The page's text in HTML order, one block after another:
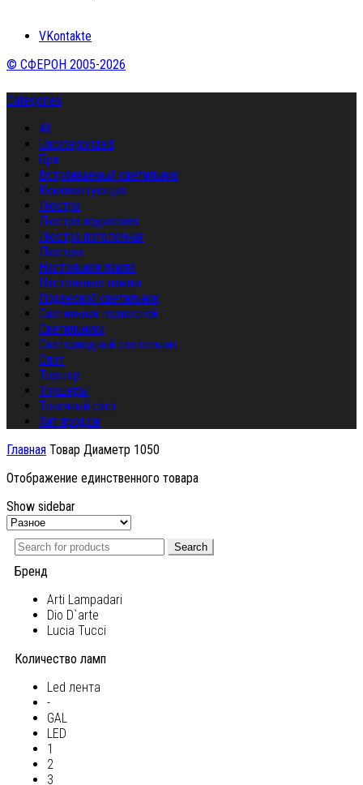
VKontakte
© СФЕРОН 2005-2026
Categories
All
Uncategorized
Бра
Встраиваемый светильник
Комплектующие
Люстра
Люстра подвесная
Люстра потолочная
Люстры
Настольная лампа
Настольные лампы
Подвесной светильник
Светильник подвесной
Светильники
Светодиодный светильник
Спот
Торшер
Торшеры
Точечный свет
Хит продаж
Главная Товар Диаметр 1050
Отображение единственного товара
Show sidebar
Search
Бренд
Arti Lampadari
Dio D`arte
Lucia Tucci
Количество ламп
Led лента
-
GAL
LED
1
2
3